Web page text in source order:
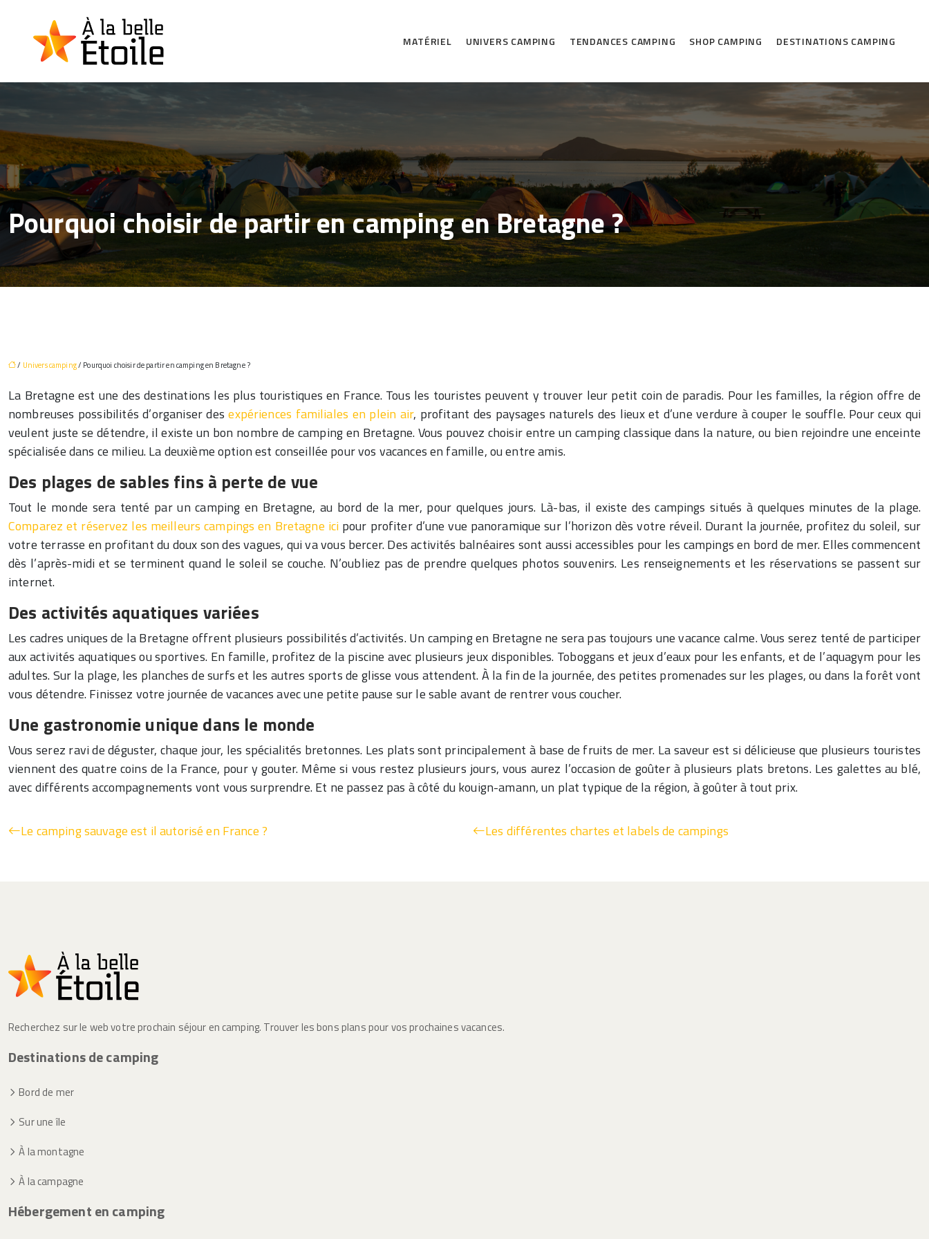
MATÉRIEL UNIVERS CAMPING TENDANCES CAMPING SHOP CAMPING DESTINATIONS CAMPING
Pourquoi choisir de partir en camping en Bretagne ?
/ Univers camping/ Pourquoi choisir de partir en camping en Bretagne ?
La Bretagne est une des destinations les plus touristiques en France. Tous les touristes peuvent y trouver leur petit coin de paradis. Pour les familles, la région offre de
nombreuses possibilités d’organiser desexpériences familiales en plein air, profitant des paysages naturels des lieux et d’une verdure à couper le souffle. Pour ceux qui
veulent juste se détendre, il existe un bon nombre de camping en Bretagne. Vous pouvez choisir entre un camping classique dans la nature, ou bien rejoindre une enceinte
spécialisée dans ce milieu. La deuxième option est conseillée pour vos vacances en famille, ou entre amis.
Des plages de sables fins à perte de vue
Tout le monde sera tenté par un camping en Bretagne, au bord de la mer, pour quelques jours. Là-bas, il existe des campings situés à quelques minutes de la plage.
Comparez et réservez les meilleurs campings en Bretagne ici pour profiter d’une vue panoramique sur l’horizon dès votre réveil. Durant la journée, profitez du soleil, sur
votre terrasse en profitant du doux son des vagues, qui va vous bercer. Des activités balnéaires sont aussi accessibles pour les campings en bord de mer. Elles commencent
dès l’après-midi et se terminent quand le soleil se couche. N’oubliez pas de prendre quelques photos souvenirs. Les renseignements et les réservations se passent sur
internet.
Des activités aquatiques variées
Les cadres uniques de la Bretagne offrent plusieurs possibilités d’activités. Un camping en Bretagne ne sera pas toujours une vacance calme. Vous serez tenté de participer
aux activités aquatiques ou sportives. En famille, profitez de la piscine avec plusieurs jeux disponibles. Toboggans et jeux d’eaux pour les enfants, et de l’aquagym pour les
adultes. Sur la plage, les planches de surfs et les autres sports de glisse vous attendent. À la fin de la journée, des petites promenades sur les plages, ou dans la forêt vont
vous détendre. Finissez votre journée de vacances avec une petite pause sur le sable avant de rentrer vous coucher.
Une gastronomie unique dans le monde
Vous serez ravi de déguster, chaque jour, les spécialités bretonnes. Les plats sont principalement à base de fruits de mer. La saveur est si délicieuse que plusieurs touristes
viennent des quatre coins de la France, pour y gouter. Même si vous restez plusieurs jours, vous aurez l’occasion de goûter à plusieurs plats bretons. Les galettes au blé,
avec différents accompagnements vont vous surprendre. Et ne passez pas à côté du kouign-amann, un plat typique de la région, à goûter à tout prix.
Le camping sauvage est il autorisé en France ? Les différentes chartes et labels de campings
Recherchez sur le web votre prochain séjour en camping. Trouver les bons plans pour vos prochaines vacances.
Destinations de camping
Bord de mer
Sur une île
À la montagne
À la campagne
Hébergement en camping